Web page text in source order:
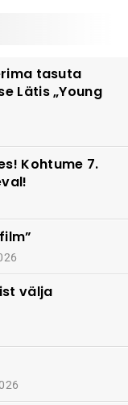
tasuta
Lätis „Young
Kohtume 7.
välja